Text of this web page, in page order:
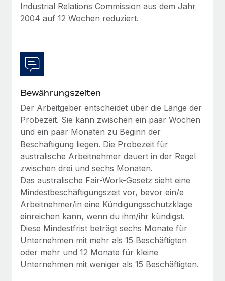
Industrial Relations Commission aus dem Jahr
2004 auf 12 Wochen reduziert.
Bewährungszeiten
Der Arbeitgeber entscheidet über die Länge der
Probezeit. Sie kann zwischen ein paar Wochen
und ein paar Monaten zu Beginn der
Beschäftigung liegen. Die Probezeit für
australische Arbeitnehmer dauert in der Regel
zwischen drei und sechs Monaten.
Das australische Fair-Work-Gesetz sieht eine
Mindestbeschäftigungszeit vor, bevor ein/e
Arbeitnehmer/in eine Kündigungsschutzklage
einreichen kann, wenn du ihm/ihr kündigst.
Diese Mindestfrist beträgt sechs Monate für
Unternehmen mit mehr als 15 Beschäftigten
oder mehr und 12 Monate für kleine
Unternehmen mit weniger als 15 Beschäftigten.